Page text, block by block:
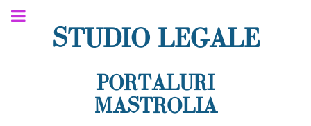
STUDIO LEGALE
PORTALURI
MASTROLIA